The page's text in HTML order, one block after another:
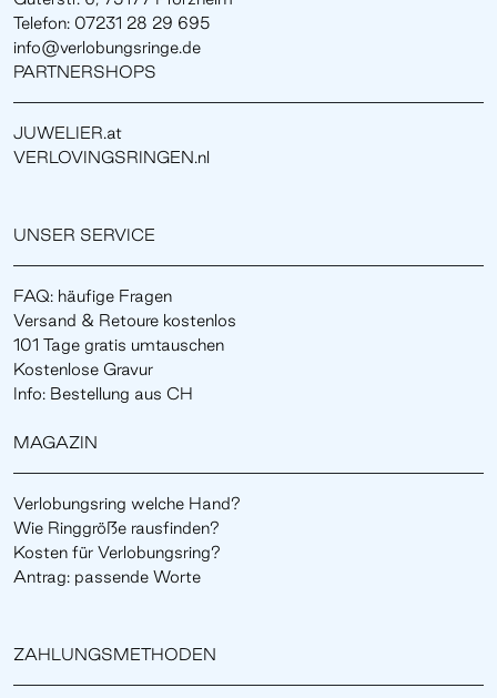
Telefon: 07231 28 29 695
info@verlobungsringe.de
PARTNERSHOPS
JUWELIER.at
VERLOVINGSRINGEN.nl
UNSER SERVICE
FAQ: häufige Fragen
Versand & Retoure kostenlos
101 Tage gratis umtauschen
Kostenlose Gravur
Info: Bestellung aus CH
MAGAZIN
Verlobungsring welche Hand?
Wie Ringgröße rausfinden?
Kosten für Verlobungsring?
Antrag: passende Worte
ZAHLUNGSMETHODEN